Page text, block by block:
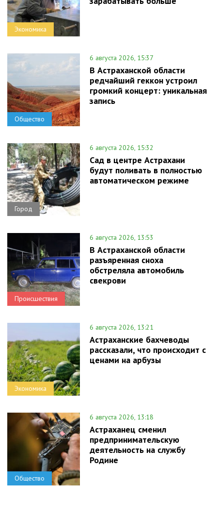
Экономика
Общество
6 августа 2026, 15:37
В Астраханской области
редчайший геккон устроил
громкий концерт: уникальная
запись
Город
6 августа 2026, 15:32
Сад в центре Астрахани
будут поливать в полностью
автоматическом режиме
Происшествия
6 августа 2026, 13:53
В Астраханской области
разъяренная сноха
обстреляла автомобиль
свекрови
Экономика
6 августа 2026, 13:21
Астраханские бахчеводы
рассказали, что происходит с
ценами на арбузы
Общество
6 августа 2026, 13:18
Астраханец сменил
предпринимательскую
деятельность на службу
Родине